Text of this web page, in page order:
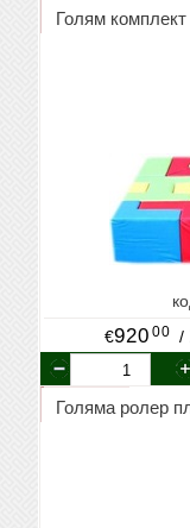
Голям
€920 00 /
Голяма ролер